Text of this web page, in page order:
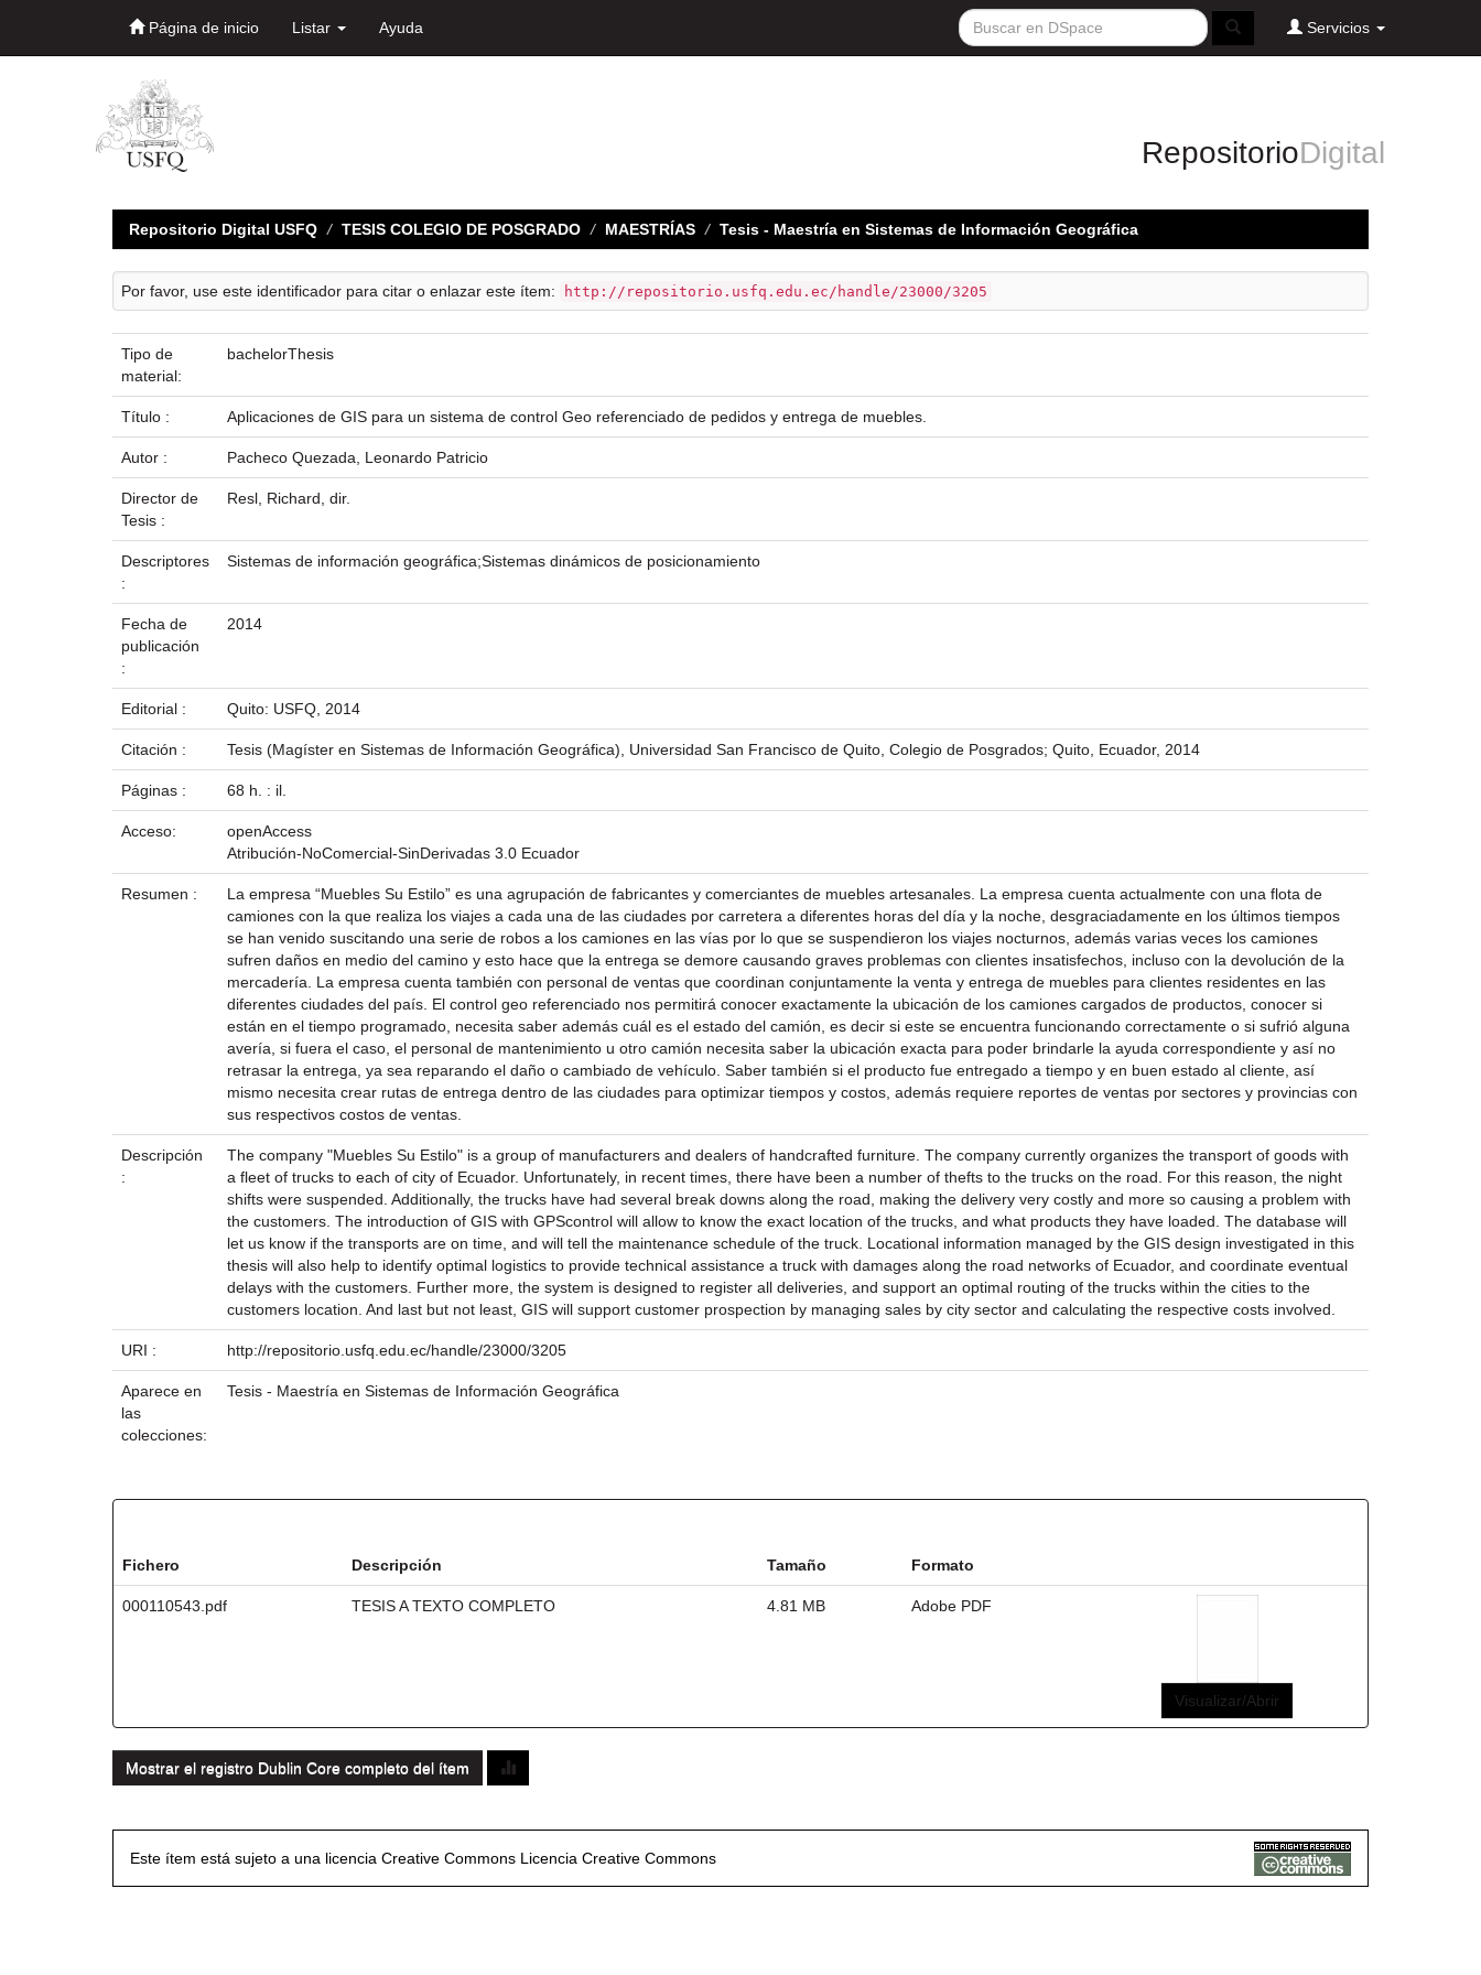
Página de inicio Listar Ayuda Servicios
RepositorioDigital
Repositorio Digital USFQ TESIS COLEGIO DE POSGRADO MAESTRÍAS Tesis - Maestría en Sistemas de Información Geográfica
Por favor, use este identificador para citar o enlazar este ítem: http://repositorio.usfq.edu.ec/handle/23000/3205
Tipo de
material:
bachelorThesis
Título : Aplicaciones de GIS para un sistema de control Geo referenciado de pedidos y entrega de muebles.
Autor : Pacheco Quezada, Leonardo Patricio
Director de
Tesis :
Resl, Richard, dir.
Descriptores
:
Sistemas de información geográfica;Sistemas dinámicos de posicionamiento
Fecha de
publicación
:
2014
Editorial : Quito: USFQ, 2014
Citación : Tesis (Magíster en Sistemas de Información Geográfica), Universidad San Francisco de Quito, Colegio de Posgrados; Quito, Ecuador, 2014
Páginas : 68 h. : il.
Acceso:
openAccess
Atribución-NoComercial-SinDerivadas 3.0 Ecuador
Resumen :
La empresa “Muebles Su Estilo” es una agrupación de fabricantes y comerciantes de muebles artesanales. La empresa cuenta actualmente con una flota de
camiones con la que realiza los viajes a cada una de las ciudades por carretera a diferentes horas del día y la noche, desgraciadamente en los últimos tiempos
se han venido suscitando una serie de robos a los camiones en las vías por lo que se suspendieron los viajes nocturnos, además varias veces los camiones
sufren daños en medio del camino y esto hace que la entrega se demore causando graves problemas con clientes insatisfechos, incluso con la devolución de la
mercadería. La empresa cuenta también con personal de ventas que coordinan conjuntamente la venta y entrega de muebles para clientes residentes en las
diferentes ciudades del país. El control geo referenciado nos permitirá conocer exactamente la ubicación de los camiones cargados de productos, conocer si
están en el tiempo programado, necesita saber además cuál es el estado del camión, es decir si este se encuentra funcionando correctamente o si sufrió alguna
avería, si fuera el caso, el personal de mantenimiento u otro camión necesita saber la ubicación exacta para poder brindarle la ayuda correspondiente y así no
retrasar la entrega, ya sea reparando el daño o cambiado de vehículo. Saber también si el producto fue entregado a tiempo y en buen estado al cliente, así
mismo necesita crear rutas de entrega dentro de las ciudades para optimizar tiempos y costos, además requiere reportes de ventas por sectores y provincias con
sus respectivos costos de ventas.
Descripción
:
The company "Muebles Su Estilo" is a group of manufacturers and dealers of handcrafted furniture. The company currently organizes the transport of goods with
a fleet of trucks to each of city of Ecuador. Unfortunately, in recent times, there have been a number of thefts to the trucks on the road. For this reason, the night
shifts were suspended. Additionally, the trucks have had several break downs along the road, making the delivery very costly and more so causing a problem with
the customers. The introduction of GIS with GPScontrol will allow to know the exact location of the trucks, and what products they have loaded. The database will
let us know if the transports are on time, and will tell the maintenance schedule of the truck. Locational information managed by the GIS design investigated in this
thesis will also help to identify optimal logistics to provide technical assistance a truck with damages along the road networks of Ecuador, and coordinate eventual
delays with the customers. Further more, the system is designed to register all deliveries, and support an optimal routing of the trucks within the cities to the
customers location. And last but not least, GIS will support customer prospection by managing sales by city sector and calculating the respective costs involved.
URI : http://repositorio.usfq.edu.ec/handle/23000/3205
Aparece en
las
colecciones:
Tesis - Maestría en Sistemas de Información Geográfica
Fichero Descripción Tamaño Formato
000110543.pdf TESIS A TEXTO COMPLETO 4.81 MB Adobe PDF
Visualizar/Abrir
Mostrar el registro Dublin Core completo del ítem
Este ítem está sujeto a una licencia Creative Commons Licencia Creative Commons